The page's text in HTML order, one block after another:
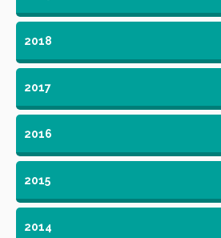
2018
2017
2016
2015
2014